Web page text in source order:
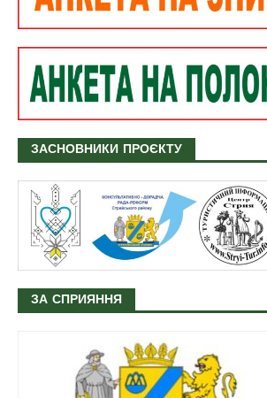
ЗАСНОВНИКИ ПРОЄКТУ
ЗА СПРИЯННЯ